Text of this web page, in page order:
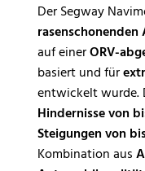
Der Segway
auf einerORV-
basiert und für
entwickelt wurde.
Hindernisse von
Steigungen von
Kombination aus